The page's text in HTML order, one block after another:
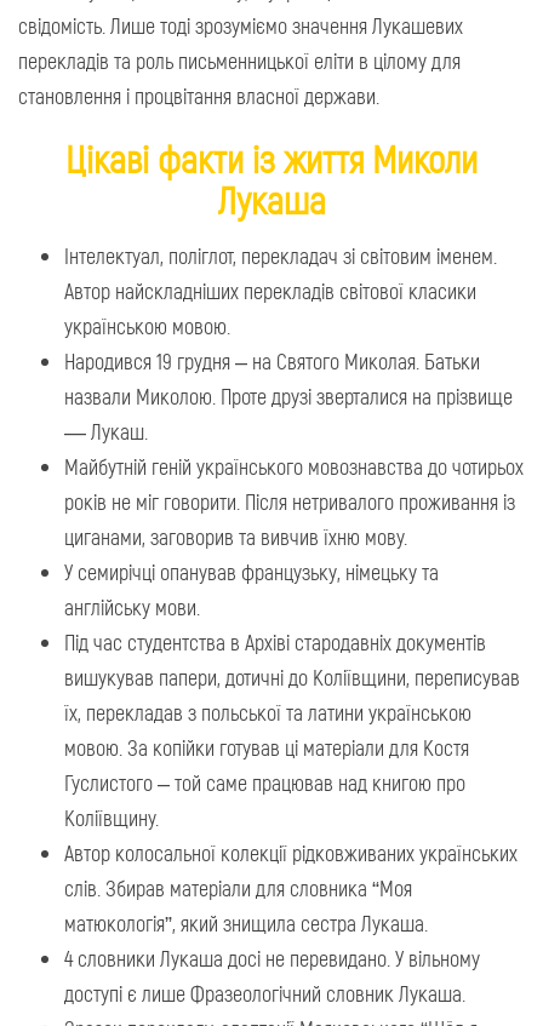
свідомість. Лише тоді зрозуміємо значення Лукашевих
перекладів та роль письменницької еліти в цілому для
становлення і процвітання власної держави.
Цікаві факти із життя Миколи
Лукаша
Інтелектуал, поліглот, перекладач зі світовим іменем.
Автор найскладніших перекладів світової класики
українською мовою.
Народився 19 грудня – на Святого Миколая. Батьки
назвали Миколою. Проте друзі зверталися на прізвище
— Лукаш.
Майбутній геній українського мовознавства до чотирьох
років не міг говорити. Після нетривалого проживання із
циганами, заговорив та вивчив їхню мову.
У семирічці опанував французьку, німецьку та
англійську мови.
Під час студентства в Архіві стародавніх документів
вишукував папери, дотичні до Коліївщини, переписував
їх, перекладав з польської та латини українською
мовою. За копійки готував ці матеріали для Костя
Гуслистого – той саме працював над книгою про
Коліївщину.
Автор колосальної колекції рідковживаних українських
слів. Збирав матеріали для словника “Моя
матюкологія”, який знищила сестра Лукаша.
4 словники Лукаша досі не перевидано. У вільному
доступі є лише Фразеологічний словник Лукаша.